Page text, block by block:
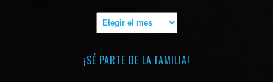
Archivos
¡SÉ PARTE DE LA FAMILIA!